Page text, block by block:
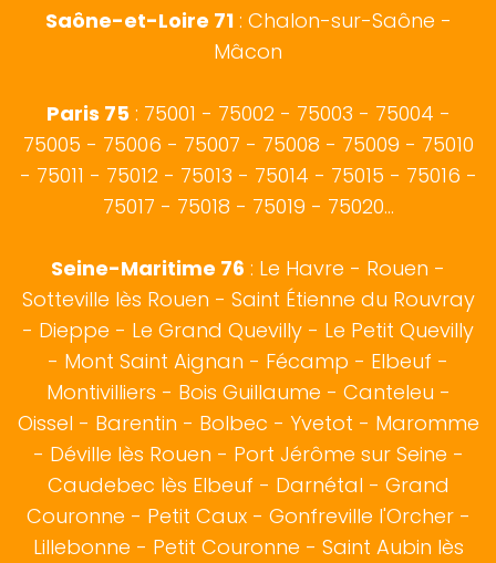
Saône-et-Loire 71: Chalon-sur-Saône -
Mâcon
Paris 75: 75001 - 75002 - 75003 - 75004 -
75005 - 75006 - 75007 - 75008 - 75009 - 75010
- 75011 - 75012 - 75013 - 75014 - 75015 - 75016 -
75017 - 75018 - 75019 - 75020...
Seine-Maritime 76 : Le Havre - Rouen -
Sotteville lès Rouen - Saint Étienne du Rouvray
- Dieppe - Le Grand Quevilly - Le Petit Quevilly
- Mont Saint Aignan - Fécamp - Elbeuf -
Montivilliers - Bois Guillaume - Canteleu -
Oissel - Barentin - Bolbec - Yvetot - Maromme
- Déville lès Rouen - Port Jérôme sur Seine -
Caudebec lès Elbeuf - Darnétal - Grand
Couronne - Petit Caux - Gonfreville l'Orcher -
Lillebonne - Petit Couronne - Saint Aubin lès